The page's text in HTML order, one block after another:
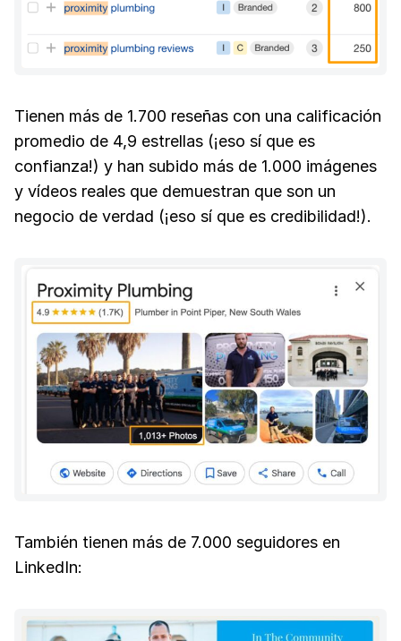
Tienen más de 1.700 reseñas con una calificación
promedio de 4,9 estrellas (¡eso sí que es
confianza!) y han subido más de 1.000 imágenes
y vídeos reales que demuestran que son un
negocio de verdad (¡eso sí que es credibilidad!).
También tienen más de 7.000 seguidores en
LinkedIn: